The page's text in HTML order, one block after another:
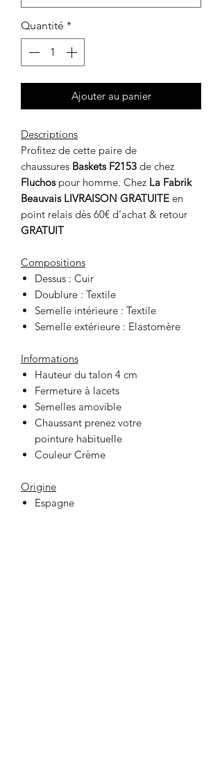
Quantité *
Ajouter au panier
Descriptions
Profitez de cette paire de
chaussures Baskets F2153 de chez
Fluchospour homme. Chez La Fabrik
Beauvais LIVRAISON GRATUITE en
point relais dès 60€ d’achat & retour
GRATUIT
Compositions
Dessus : Cuir
Doublure : Textile
Semelle intérieure : Textile
Semelle extérieure : Elastomère
Informations
Hauteur du talon 4 cm
Fermeture à lacets
Semelles amovible
Chaussant prenez votre
pointure habituelle
Couleur Crème
Origine
Espagne